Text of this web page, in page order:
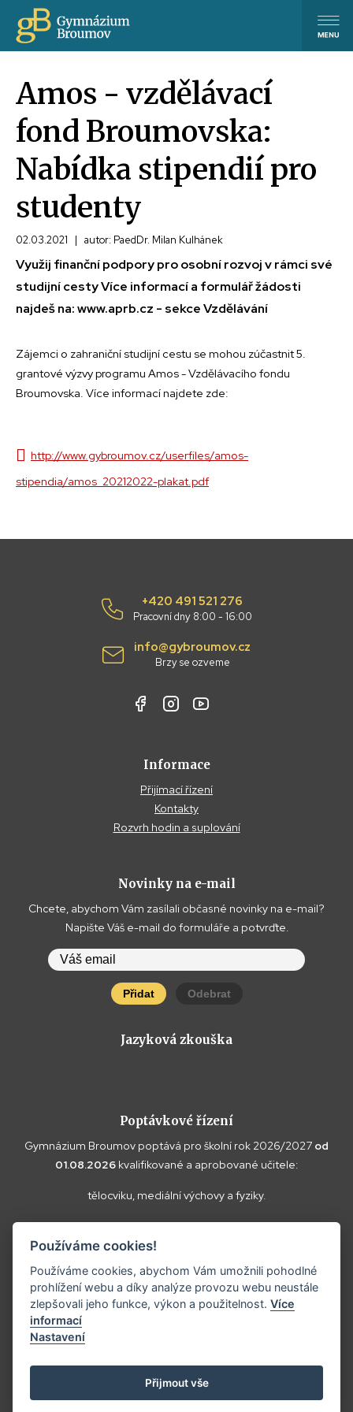
Amos - vzdělávací
fond Broumovska:
Nabídka stipendií pro
studenty
02.03.2021 | autor: PaedDr. Milan Kulhánek
Využij finanční podpory pro osobní rozvoj v rámci své
studijní cesty Více informací a formulář žádosti
najdeš na: www.aprb.cz - sekce Vzdělávání
Zájemci o zahraniční studijní cestu se mohou zúčastnit 5.
grantové výzvy programu Amos - Vzdělávacího fondu
Broumovska. Více informací najdete zde:
http://www.gybroumov.cz/userfiles/amos-
stipendia/amos_20212022-plakat.pdf
+420 491 521 276
Pracovní dny 8:00 - 16:00
info@gybroumov.cz
Brzy se ozveme
Informace
Přijímací řízení
Kontakty
Rozvrh hodin a suplování
Novinky na e-mail
Chcete, abychom Vám zasílali občasné novinky na e-mail?
Napište Váš e-mail do formuláře a potvrďte.
Přidat Odebrat
Jazyková zkouška
Poptávkové řízení
Gymnázium Broumov poptává pro školní rok 2026/2027 od
01.08.2026 kvalifikované a aprobované učitele:
tělocviku, mediální výchovy a fyziky.
Vaše doplňující dotazy k poptávce a případné nabídky zasílejte
prosím nareditel@gybroumov.cz
Tvorba webových stránek:
Copyright ©2025
Používáme cookies!
Používáme cookies, abychom Vám umožnili pohodlné
prohlížení webu a díky analýze provozu webu neustále
zlepšovali jeho funkce, výkon a použitelnost.Více
informací
Nastavení
Přijmout vše